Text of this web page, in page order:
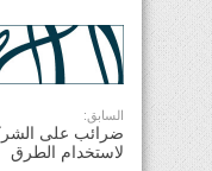
السابق:
ضرائب على
لاستخدام الطرق